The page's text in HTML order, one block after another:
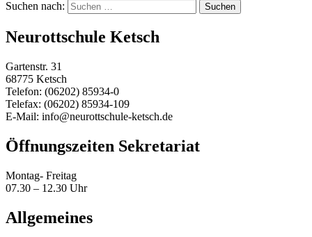
Suchen nach:
Neurottschule Ketsch
Gartenstr. 31
68775 Ketsch
Telefon: (06202) 85934-0
Telefax: (06202) 85934-109
E-Mail: info@neurottschule-ketsch.de
Öffnungszeiten Sekretariat
Montag- Freitag
07.30 – 12.30 Uhr
Allgemeines